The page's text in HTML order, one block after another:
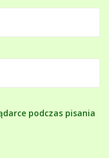
podczas pisania